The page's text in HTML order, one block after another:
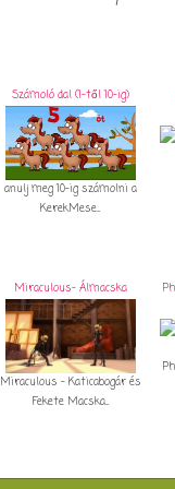
Számoló dal (1-től 10-ig)
anulj meg 10-ig számolni a
KerekMese...
Miraculous- Álmacska
Miraculous - Katicabogár és
Fekete Macska...